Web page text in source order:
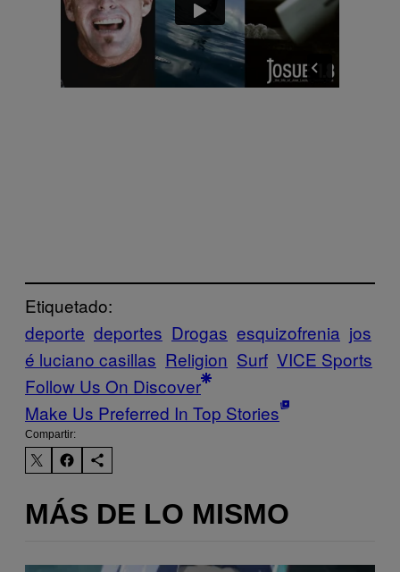
Etiquetado:
deporte deportes Drogas esquizofrenia jos
é luciano casillas Religion Surf VICE Sports
Follow Us On Discover
Make Us Preferred In Top Stories
Compartir:
MÁS DE LO MISMO